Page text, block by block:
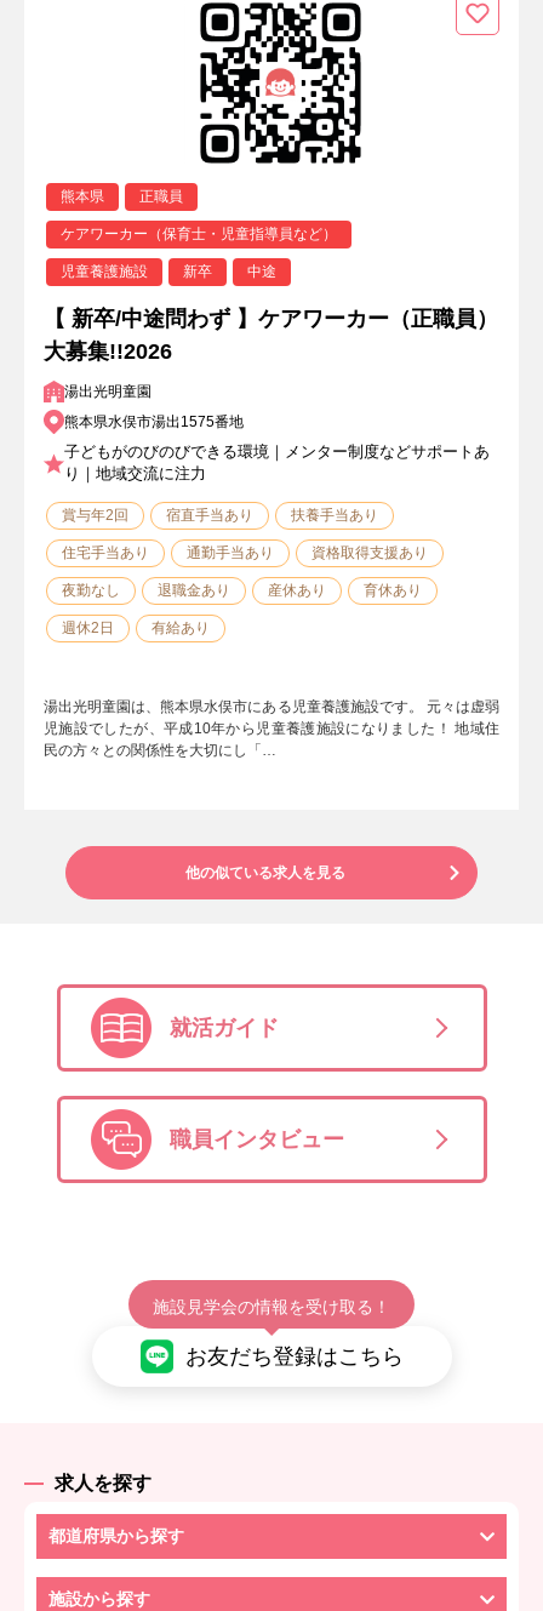
熊本県 正職員
ケアワーカー（保育士・児童指導員など）
児童養護施設 新卒 中途
【 新卒/中途問わず 】ケアワーカー（正職員）
大募集!!2026
湯出光明童園
熊本県水俣市湯出1575番地
子どもがのびのびできる環境｜メンター制度などサポートあ
り｜地域交流に注力
賞与年2回 宿直手当あり 扶養手当あり
住宅手当あり 通勤手当あり 資格取得支援あり
夜勤なし 退職金あり 産休あり 育休あり
週休2日 有給あり
湯出光明童園は、熊本県水俣市にある児童養護施設です。 元々は虚弱
児施設でしたが、平成10年から児童養護施設になりました！ 地域住
民の方々との関係性を大切にし「…
他の似ている求人を見る
就活ガイド
職員インタビュー
施設見学会の情報を受け取る！
お友だち登録はこちら
求人を探す
都道府県から探す
施設から探す